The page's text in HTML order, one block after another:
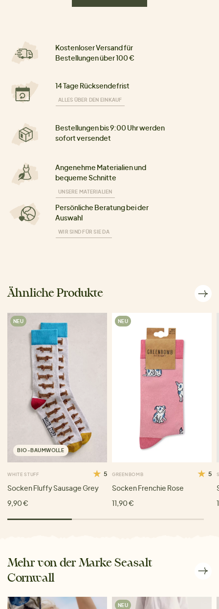
Kostenloser Versand für
Bestellungen über 100 €
14 Tage Rücksendefrist
ALLES ÜBER DEN EINKAUF
Bestellungen bis 9:00 Uhr werden
sofort versendet
Angenehme Materialien und
bequeme Schnitte
UNSERE MATERIALIEN
Persönliche Beratung bei der
Auswahl
WIR SIND FÜR SIE DA
Ähnliche Produkte
NEU
BIO-BAUMWOLLE
WHITE STUFF 5
Socken Fluffy Sausage Grey
9,90 €
NEU
GREENBOMB 5
Socken Frenchie Rose
11,90 €
Mehr von der Marke Seasalt
Cornwall
NEU